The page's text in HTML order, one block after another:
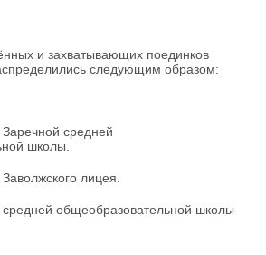
и захватывающих поединков
следующим образом:
средней
школы.
лицея.
общеобразовательной школы